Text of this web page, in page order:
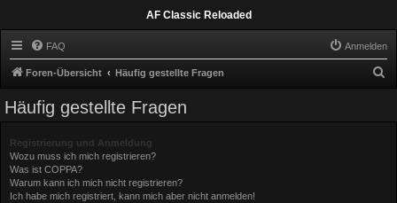
AF Classic Reloaded
FAQ Anmelden
Foren-Übersicht Häufig gestellte Fragen
Häufig gestellte Fragen
Registrierung und Anmeldung
Wozu muss ich mich registrieren?
Was ist COPPA?
Warum kann ich mich nicht registrieren?
Ich habe mich registriert, kann mich aber nicht anmelden!